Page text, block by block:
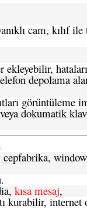
cam, kılıf
ekleyebilir,
depolama
görüntüleme
dokumatik
kısa mesaj,
kurabilir, internet